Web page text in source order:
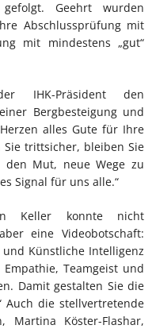
Geehrt wurden
Abschlussprüfung mit
mit mindestens „gut“
IHK-Präsident den
Bergbesteigung und
alles Gute für Ihre
Sie trittsicher, bleiben Sie
Mut, neue Wege zu
Signal für uns alle.“
Keller konnte nicht
eine Videobotschaft:
Künstliche Intelligenz
Teamgeist und
Damit gestalten Sie die
Auch die stellvertretende
Martina Köster-Flashar,